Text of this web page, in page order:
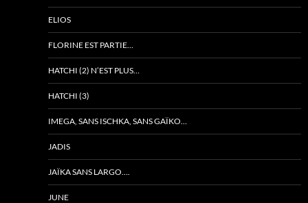
ELIOS
FLORINE EST PARTIE…
HATCHI (2) N’EST PLUS…
HATCHI (3)
IMEGA, SANS ISCHKA, SANS GAÏKO…
JADIS
JAÏKA SANS LARGO….
JUNE